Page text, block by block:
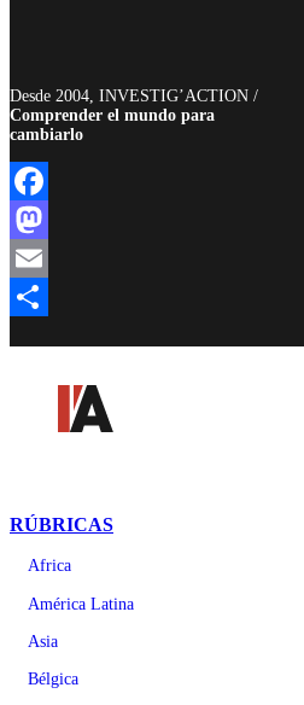
Desde 2004, INVESTIG’ACTION /
Comprender el mundo para
cambiarlo
Facebook
Mastodon
Email
RÚBRICAS
Africa
América Latina
Asia
Bélgica